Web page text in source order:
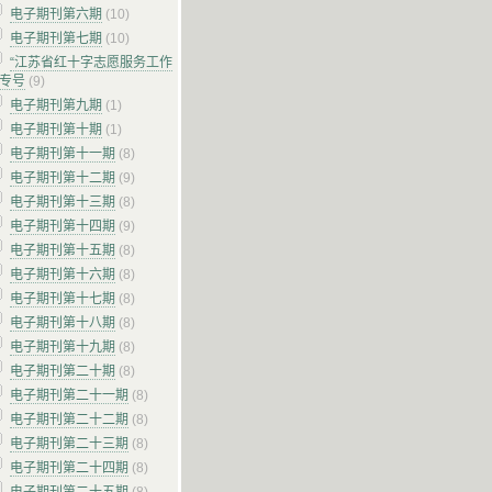
电子期刊第六期 (10)
电子期刊第七期 (10)
“江苏省红十字志愿服务工作
号 (9)
电子期刊第九期 (1)
电子期刊第十期 (1)
电子期刊第十一期 (8)
电子期刊第十二期 (9)
电子期刊第十三期 (8)
电子期刊第十四期 (9)
电子期刊第十五期 (8)
电子期刊第十六期 (8)
电子期刊第十七期 (8)
电子期刊第十八期 (8)
电子期刊第十九期 (8)
电子期刊第二十期 (8)
电子期刊第二十一期 (8)
电子期刊第二十二期 (8)
电子期刊第二十三期 (8)
电子期刊第二十四期 (8)